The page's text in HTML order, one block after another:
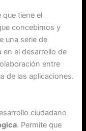
que tiene el
concebimos y
una serie de
en el desarrollo de
entre
de las aplicaciones.
ciudadano
. Permite que